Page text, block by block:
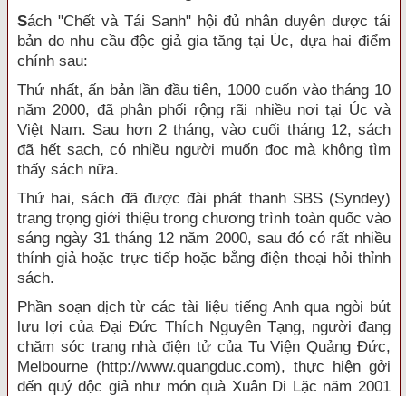
Sách "Chết và Tái Sanh" hội đủ nhân duyên dược tái
bản do nhu cầu độc giả gia tăng tại Úc, dựa hai điểm
chính sau:
Thứ nhất, ấn bản lần đầu tiên, 1000 cuốn vào tháng 10
năm 2000, đã phân phối rộng rãi nhiều nơi tại Úc và
Việt Nam. Sau hơn 2 tháng, vào cuối tháng 12, sách
đã hết sạch, có nhiều người muốn đọc mà không tìm
thấy sách nữa.
Thứ hai, sách đã được đài phát thanh SBS (Syndey)
trang trọng giới thiệu trong chương trình toàn quốc vào
sáng ngày 31 tháng 12 năm 2000, sau đó có rất nhiều
thính giả hoặc trực tiếp hoặc bằng điện thoại hỏi thỉnh
sách.
Phần soạn dịch từ các tài liệu tiếng Anh qua ngòi bút
lưu lợi của Ðại Ðức Thích Nguyên Tạng, người đang
chăm sóc trang nhà điện tử của Tu Viện Quảng Ðức,
Melbourne (http://www.quangduc.com), thực hiện gởi
đến quý độc giả như món quà Xuân Di Lặc năm 2001